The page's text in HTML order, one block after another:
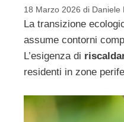
18 Marzo 2026 di Daniele
La transizione
assume contorni
L’esigenza di
residenti in zone